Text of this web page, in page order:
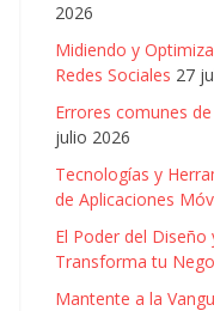
2026
Midiendo y
Redes Sociales 27
Errores comunes
julio 2026
Tecnologías y
de Aplicaciones
El Poder del Diseño
Transforma tu
Mantente a la